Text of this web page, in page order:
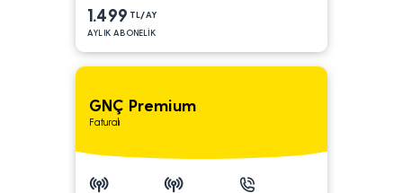
1.499 TL/AY
AYLIK ABONELİK
GNÇ Premium
Faturalı